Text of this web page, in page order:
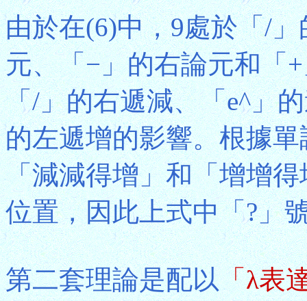
由於在(6)中，9處於「/
元、「−」的右論元和「
「/」的右遞減、「e^」
的左遞增的影響。根據
「減減得增」和「增增
位置，因此上式中「?」
第二套理論是配以「λ表